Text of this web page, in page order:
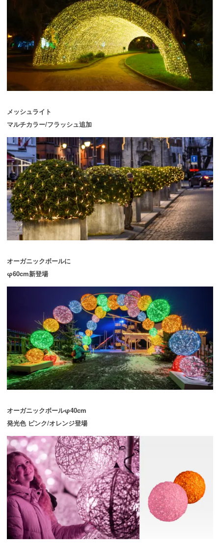
メッシュライト
マルチカラー/フラッシュ追加
オーガニックボールに
φ60cm新登場
オーガニックボールφ40cm
発光色 ピンク/オレンジ登場